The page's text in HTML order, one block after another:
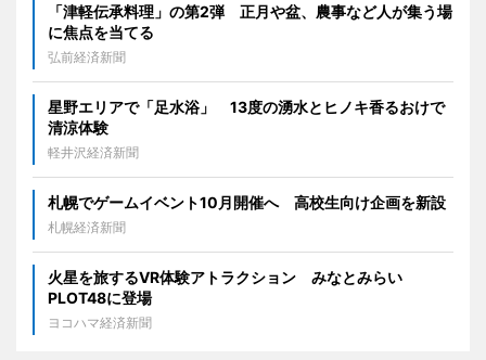
「津軽伝承料理」の第2弾 正月や盆、農事など人が集う場
に焦点を当てる
弘前経済新聞
星野エリアで「足水浴」 13度の湧水とヒノキ香るおけで
清涼体験
軽井沢経済新聞
札幌でゲームイベント10月開催へ 高校生向け企画を新設
札幌経済新聞
火星を旅するVR体験アトラクション みなとみらい
PLOT48に登場
ヨコハマ経済新聞